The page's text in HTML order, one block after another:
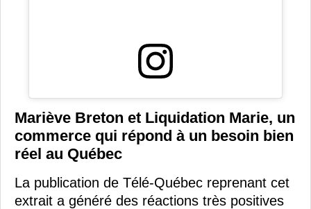
Mariève Breton et Liquidation Marie, un
commerce qui répond à un besoin bien
réel au Québec
La publication de Télé-Québec reprenant cet
extrait a généré des réactions très positives